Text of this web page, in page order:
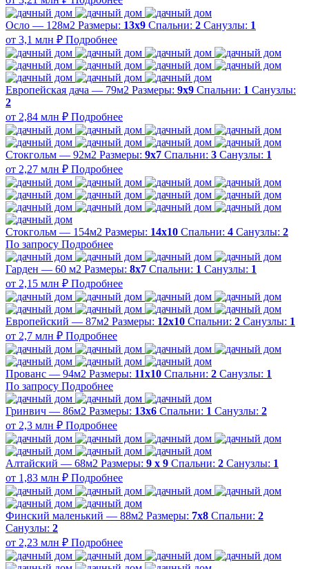
Осло — 128м2 Размеры: 13х9 Спальни: 2 Санузлы: 1
от 3,1 млн ₽ Подробнее
Европейская дача — 79м2 Размеры: 9х9 Спальни: 1 Санузлы:
2
от 2,84 млн ₽ Подробнее
Стокгольм — 92м2 Размеры: 9х7 Спальни: 3 Санузлы: 1
от 2,27 млн ₽ Подробнее
Стокгольм — 154м2 Размеры: 14х10 Спальни: 4 Санузлы: 2
По запросу Подробнее
Гарден — 60 м2 Размеры: 8х7 Спальни: 1 Санузлы: 1
от 2,15 млн ₽ Подробнее
Европейский — 87м2 Размеры: 12х10 Спальни: 2 Санузлы: 1
от 2,7 млн ₽ Подробнее
Прованс — 94м2 Размеры: 11х10 Спальни: 2 Санузлы: 1
По запросу Подробнее
Гринвич — 86м2 Размеры: 13х6 Спальни: 1 Санузлы: 2
от 2,3 млн ₽ Подробнее
Алтайский — 68м2 Размеры: 9 х 9 Спальни: 2 Санузлы: 1
от 1,83 млн ₽ Подробнее
Финский маленький — 88м2 Размеры: 7х8 Спальни: 2
Санузлы: 2
от 2,23 млн ₽ Подробнее